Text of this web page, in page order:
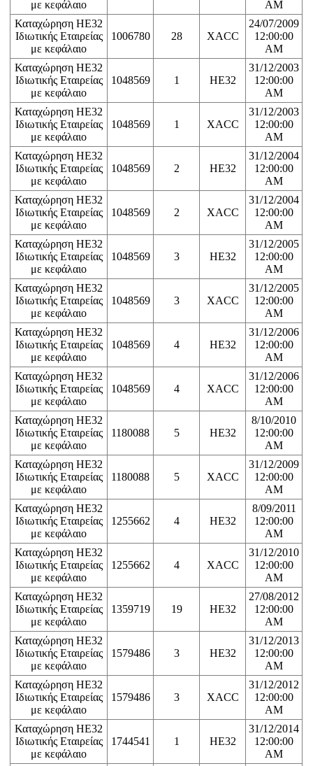
με κεφάλαιο
AM
Καταχώρηση ΗΕ32
Ιδιωτικής Εταιρείας
με κεφάλαιο
1006780 28 XACC
24/07/2009
12:00:00
AM
Καταχώρηση ΗΕ32
Ιδιωτικής Εταιρείας
με κεφάλαιο
1048569 1 HE32
31/12/2003
12:00:00
AM
Καταχώρηση ΗΕ32
Ιδιωτικής Εταιρείας
με κεφάλαιο
1048569 1 XACC
31/12/2003
12:00:00
AM
Καταχώρηση ΗΕ32
Ιδιωτικής Εταιρείας
με κεφάλαιο
1048569 2 HE32
31/12/2004
12:00:00
AM
Καταχώρηση ΗΕ32
Ιδιωτικής Εταιρείας
με κεφάλαιο
1048569 2 XACC
31/12/2004
12:00:00
AM
Καταχώρηση ΗΕ32
Ιδιωτικής Εταιρείας
με κεφάλαιο
1048569 3 HE32
31/12/2005
12:00:00
AM
Καταχώρηση ΗΕ32
Ιδιωτικής Εταιρείας
με κεφάλαιο
1048569 3 XACC
31/12/2005
12:00:00
AM
Καταχώρηση ΗΕ32
Ιδιωτικής Εταιρείας
με κεφάλαιο
1048569 4 HE32
31/12/2006
12:00:00
AM
Καταχώρηση ΗΕ32
Ιδιωτικής Εταιρείας
με κεφάλαιο
1048569 4 XACC
31/12/2006
12:00:00
AM
Καταχώρηση ΗΕ32
Ιδιωτικής Εταιρείας
με κεφάλαιο
1180088 5 HE32
8/10/2010
12:00:00
AM
Καταχώρηση ΗΕ32
Ιδιωτικής Εταιρείας
με κεφάλαιο
1180088 5 XACC
31/12/2009
12:00:00
AM
Καταχώρηση ΗΕ32
Ιδιωτικής Εταιρείας
με κεφάλαιο
1255662 4 HE32
8/09/2011
12:00:00
AM
Καταχώρηση ΗΕ32
Ιδιωτικής Εταιρείας
με κεφάλαιο
1255662 4 XACC
31/12/2010
12:00:00
AM
Καταχώρηση ΗΕ32
Ιδιωτικής Εταιρείας
με κεφάλαιο
1359719 19 HE32
27/08/2012
12:00:00
AM
Καταχώρηση ΗΕ32
Ιδιωτικής Εταιρείας
με κεφάλαιο
1579486 3 HE32
31/12/2013
12:00:00
AM
Καταχώρηση ΗΕ32
Ιδιωτικής Εταιρείας
με κεφάλαιο
1579486 3 XACC
31/12/2012
12:00:00
AM
Καταχώρηση ΗΕ32
Ιδιωτικής Εταιρείας
με κεφάλαιο
1744541 1 HE32
31/12/2014
12:00:00
AM